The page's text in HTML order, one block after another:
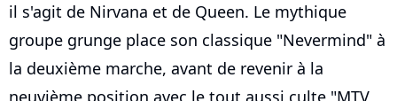
il s'agit de Nirvana et de Queen. Le mythique
groupe grunge place son classique "Nevermind" à
la deuxième marche, avant de revenir à la
neuvième position avec le tout aussi culte "MTV